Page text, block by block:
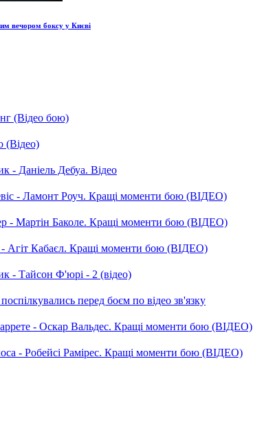
вечором боксу у Києві
(Відео бою)
(Відео)
- Даніель Дебуа. Відео
- Ламонт Роуч. Кращі моменти бою (ВІДЕО)
- Мартін Баколе. Кращі моменти бою (ВІДЕО)
Агіт Кабаєл. Кращі моменти бою (ВІДЕО)
- Тайсон Ф'юрі - 2 (відео)
перед боєм по відео зв'язку
- Оскар Вальдес. Кращі моменти бою (ВІДЕО)
- Робейсі Рамірес. Кращі моменти бою (ВІДЕО)